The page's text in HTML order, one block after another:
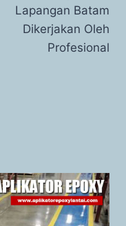
Lapangan Batam
Dikerjakan Oleh
Profesional